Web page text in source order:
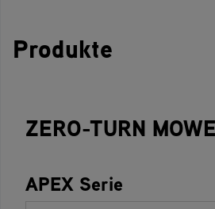
Produkte
ZERO-TURN
APEX Serie